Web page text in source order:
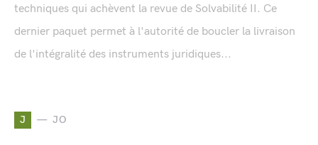
techniques qui achèvent la revue de Solvabilité II. Ce
dernier paquet permet à l'autorité de boucler la livraison
de l'intégralité des instruments juridiques...
J JO